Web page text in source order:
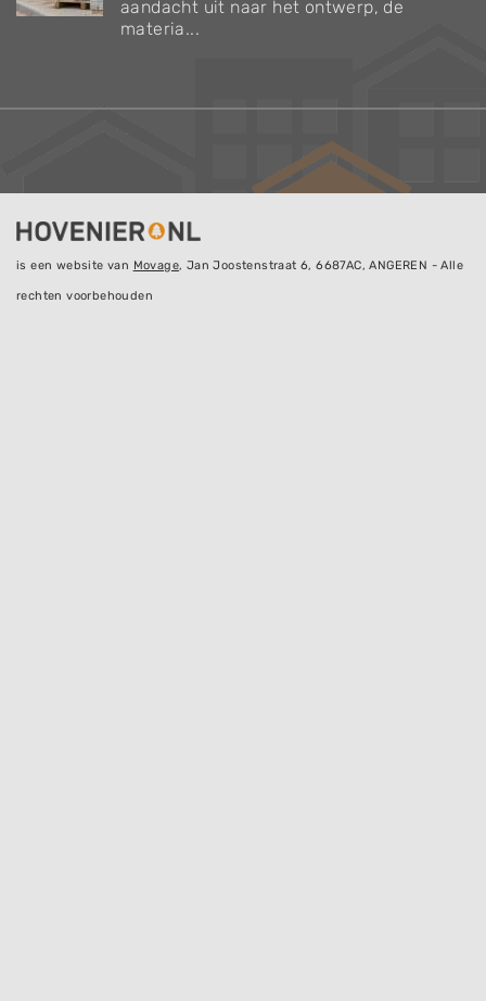
aandacht uit naar het ontwerp, de
materia...
is een website van Movage, Jan Joostenstraat 6, 6687AC, ANGEREN - Alle
rechten voorbehouden